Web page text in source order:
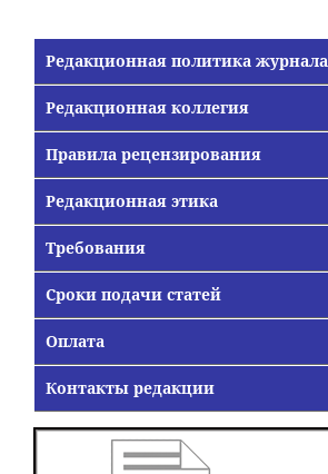
Редакционная политика журнала
Редакционная коллегия
Правила рецензирования
Редакционная этика
Требования
Сроки подачи статей
Оплата
Контакты редакции